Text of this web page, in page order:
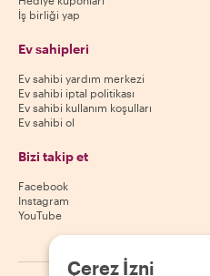
İş birliği yap
Ev sahipleri
Ev sahibi yardım merkezi
Ev sahibi iptal politikası
Ev sahibi kullanım koşulları
Ev sahibi ol
Bizi takip et
Facebook
Instagram
YouTube
Çerez İzni